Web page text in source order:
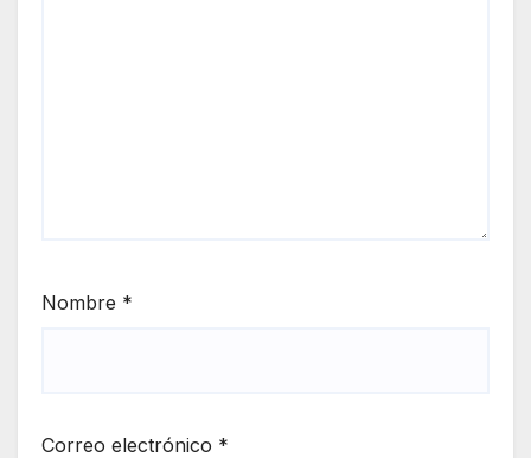
Nombre *
Correo electrónico *